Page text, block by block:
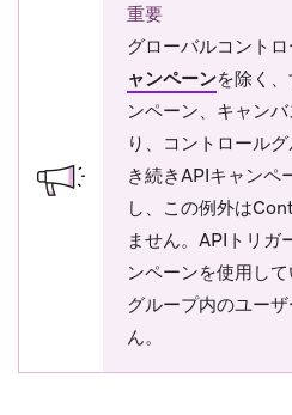
重要
グローバルコントロ
ャンペーンを除く
ンペーン、キャン
り、コントロール
き続きAPIキャンペ
し、この例外は
ません。APIトリ
ンペーンを使用し
グループ内のユー
ん。